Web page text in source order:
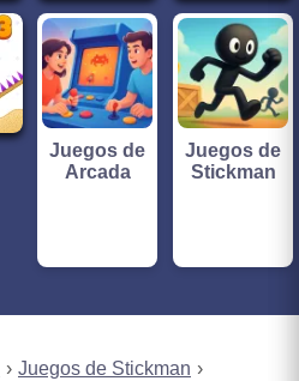
Juegos de Stickman
Juegos de
Arcada
Juegos de
Stickman